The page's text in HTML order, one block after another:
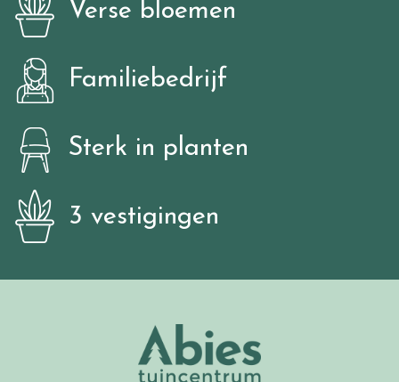
Verse bloemen
Familiebedrijf
Sterk in planten
3 vestigingen